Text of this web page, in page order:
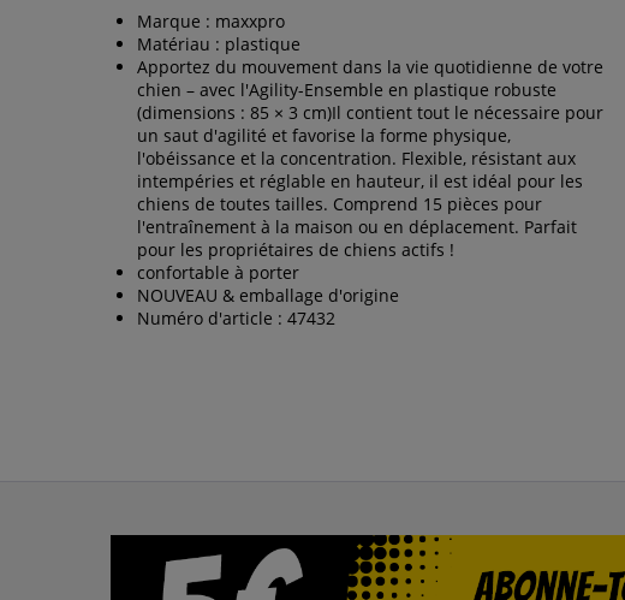
Marque : maxxpro
Matériau : plastique
Apportez du mouvement dans la vie quotidienne de votre
chien – avec l'Agility-Ensemble en plastique robuste
(dimensions : 85 × 3 cm)Il contient tout le nécessaire pour
un saut d'agilité et favorise la forme physique,
l'obéissance et la concentration. Flexible, résistant aux
intempéries et réglable en hauteur, il est idéal pour les
chiens de toutes tailles. Comprend 15 pièces pour
l'entraînement à la maison ou en déplacement. Parfait
pour les propriétaires de chiens actifs !
confortable à porter
NOUVEAU & emballage d'origine
Numéro d'article : 47432